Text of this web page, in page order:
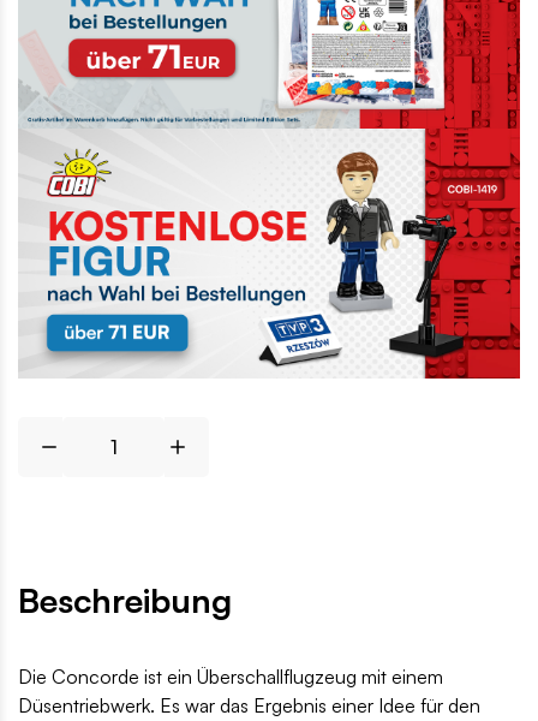
Beschreibung
Die Concorde ist ein Überschallflugzeug mit einem
Düsentriebwerk. Es war das Ergebnis einer Idee für den